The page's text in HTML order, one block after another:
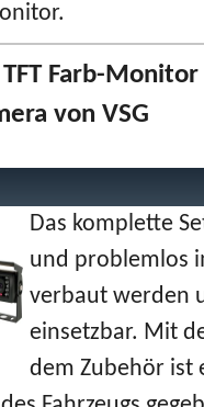
Farb-Monitor
von VSG
Das komplette
und problemlos
verbaut werden
einsetzbar. Mit
dem Zubehör ist